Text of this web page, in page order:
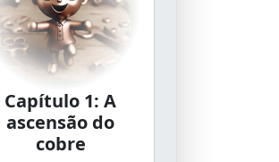
Capítulo 1: A
ascensão do
cobre